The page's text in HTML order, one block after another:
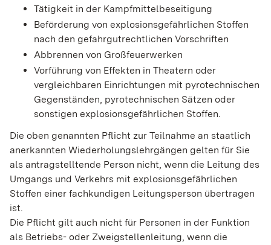
Tätigkeit in der Kampfmittelbeseitigung
Beförderung von explosionsgefährlichen Stoffen
nach den gefahrgutrechtlichen Vorschriften
Abbrennen von Großfeuerwerken
Vorführung von Effekten in Theatern oder
vergleichbaren Einrichtungen mit pyrotechnischen
Gegenständen, pyrotechnischen Sätzen oder
sonstigen explosionsgefährlichen Stoffen.
Die oben genannten Pflicht zur Teilnahme an staatlich
anerkannten Wiederholungslehrgängen gelten für Sie
als antragstelltende Person nicht, wenn die Leitung des
Umgangs und Verkehrs mit explosionsgefährlichen
Stoffen einer fachkundigen Leitungsperson übertragen
ist.
Die Pflicht gilt auch nicht für Personen in der Funktion
als Betriebs- oder Zweigstellenleitung, wenn die